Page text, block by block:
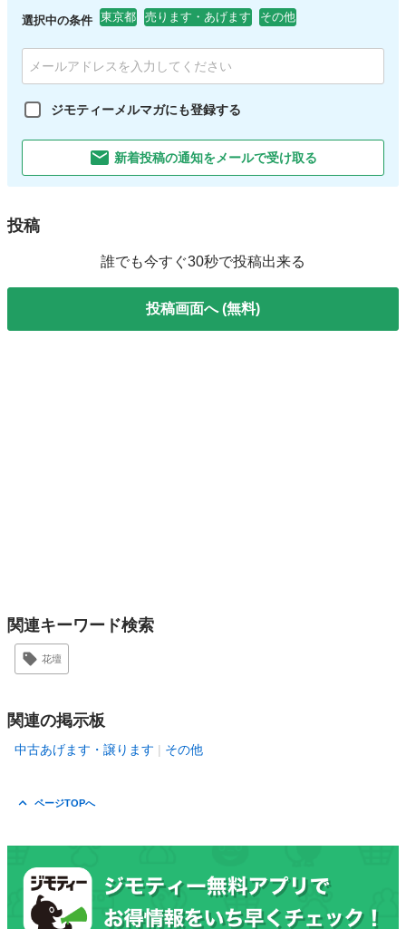
選択中の条件 東京都 売ります・あげます その他
ジモティーメルマガにも登録する
新着投稿の通知をメールで受け取る
投稿
誰でも今すぐ30秒で投稿出来る
投稿画面へ (無料)
関連キーワード検索
花壇
関連の掲示板
中古あげます・譲ります その他
ページTOPへ